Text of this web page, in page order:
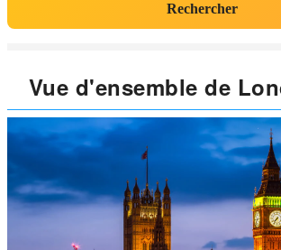
Rechercher
Vue d'ensemble de